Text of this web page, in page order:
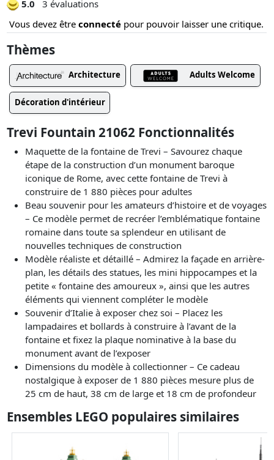
5.0
3 évaluations
Vous devez être connecté pour pouvoir laisser une critique.
Thèmes
Architecture Adults Welcome
Décoration d'intérieur
Trevi Fountain 21062 Fonctionnalités
Maquette de la fontaine de Trevi – Savourez chaque
étape de la construction d’un monument baroque
iconique de Rome, avec cette fontaine de Trevi à
construire de 1 880 pièces pour adultes
Beau souvenir pour les amateurs d’histoire et de voyages
– Ce modèle permet de recréer l’emblématique fontaine
romaine dans toute sa splendeur en utilisant de
nouvelles techniques de construction
Modèle réaliste et détaillé – Admirez la façade en arrière-
plan, les détails des statues, les mini hippocampes et la
petite « fontaine des amoureux », ainsi que les autres
éléments qui viennent compléter le modèle
Souvenir d’Italie à exposer chez soi – Placez les
lampadaires et bollards à construire à l’avant de la
fontaine et fixez la plaque nominative à la base du
monument avant de l’exposer
Dimensions du modèle à collectionner – Ce cadeau
nostalgique à exposer de 1 880 pièces mesure plus de
25 cm de haut, 38 cm de large et 18 cm de profondeur
Ensembles LEGO populaires similaires